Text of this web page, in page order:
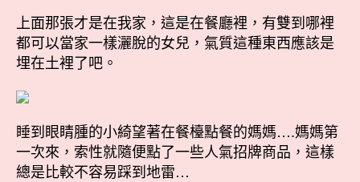
上面那張才是在我家，這是在餐廳裡，有雙到哪裡
都可以當家一樣灑脫的女兒，氣質這種東西應該是
埋在土裡了吧。
睡到眼睛腫的小綺望著在餐檯點餐的媽媽….媽媽第
一次來，索性就隨便點了一些人氣招牌商品，這樣
總是比較不容易踩到地雷…